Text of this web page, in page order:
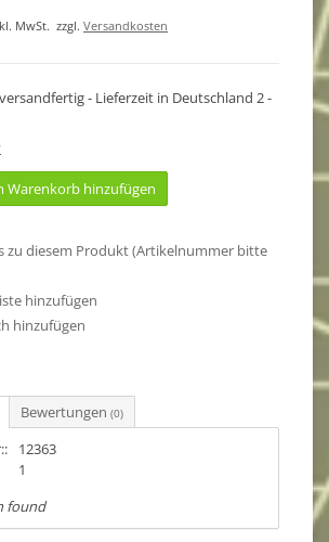
MwSt. zzgl. Versandkosten
- Lieferzeit in Deutschland 2 -
Warenkorb hinzufügen
zu diesem Produkt (Artikelnummer bitte
hinzufügen
hinzufügen
Bewertungen (0)
12363
1
found